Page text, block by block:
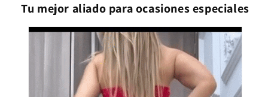
Tu mejor aliado para ocasiones especiales